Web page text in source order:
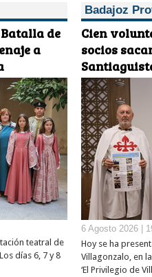
de
a
teatral de
días 6, 7 y 8
Badajoz
Cien
socios
6 Agosto 2026 |
Hoy se ha
Villagonzalo, en
‘El Privilegio de